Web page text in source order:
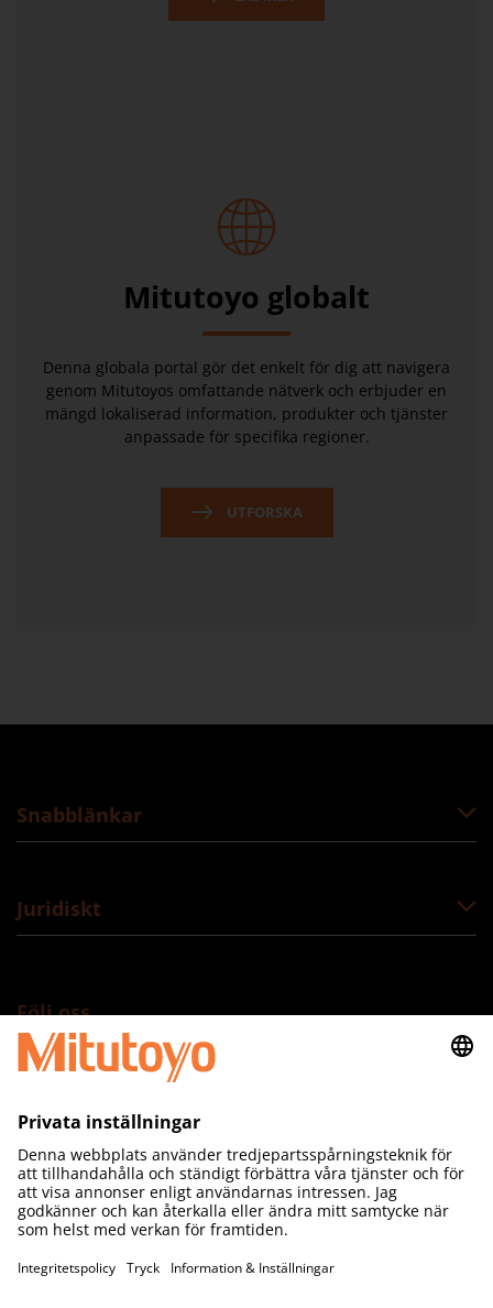
Mitutoyo globalt
Denna globala portal gör det enkelt för dig att navigera
genom Mitutoyos omfattande nätverk och erbjuder en
mängd lokaliserad information, produkter och tjänster
anpassade för specifika regioner.
UTFORSKA
Snabblänkar
Juridiskt
Följ oss
Mitutoyo Scandinavia AB
Släntvägen 6
SE-194 61 Upplands Väsby
Tel 08-594 109 50